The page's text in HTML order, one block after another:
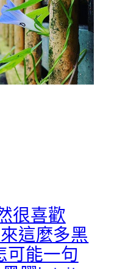
很喜歡
這麼多黑
可能一句